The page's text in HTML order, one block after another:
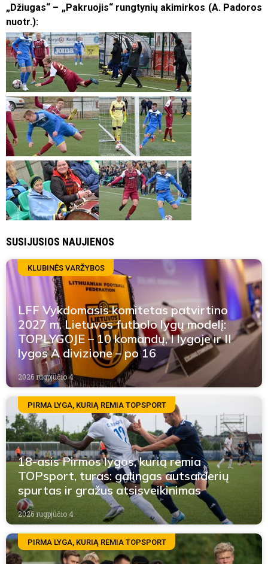
„Džiugas“ – „Pakruojis“ rungtynių akimirkos (A. Padoros
nuotr.):
SUSIJUSIOS NAUJIENOS
KLUBINĖS VARŽYBOS
LFF Vykdomasis komitetas patvirtino
2027 m. Lietuvos futbolo lygų modelį:
TOPLYGOJE – 10 komandų, I lygoje ir II
lygos A divizione – po 16
2026 rugpjūčio 4
PIRMA LYGA, KURIĄ REMIA TOPSPORT
18-asis Pirmos lygos, kurią remia
TOPsport, turas: galingas autsaiderių
spurtas ir gražus atsisveikinimas
2026 rugpjūčio 4
PIRMA LYGA, KURIĄ REMIA TOPSPORT